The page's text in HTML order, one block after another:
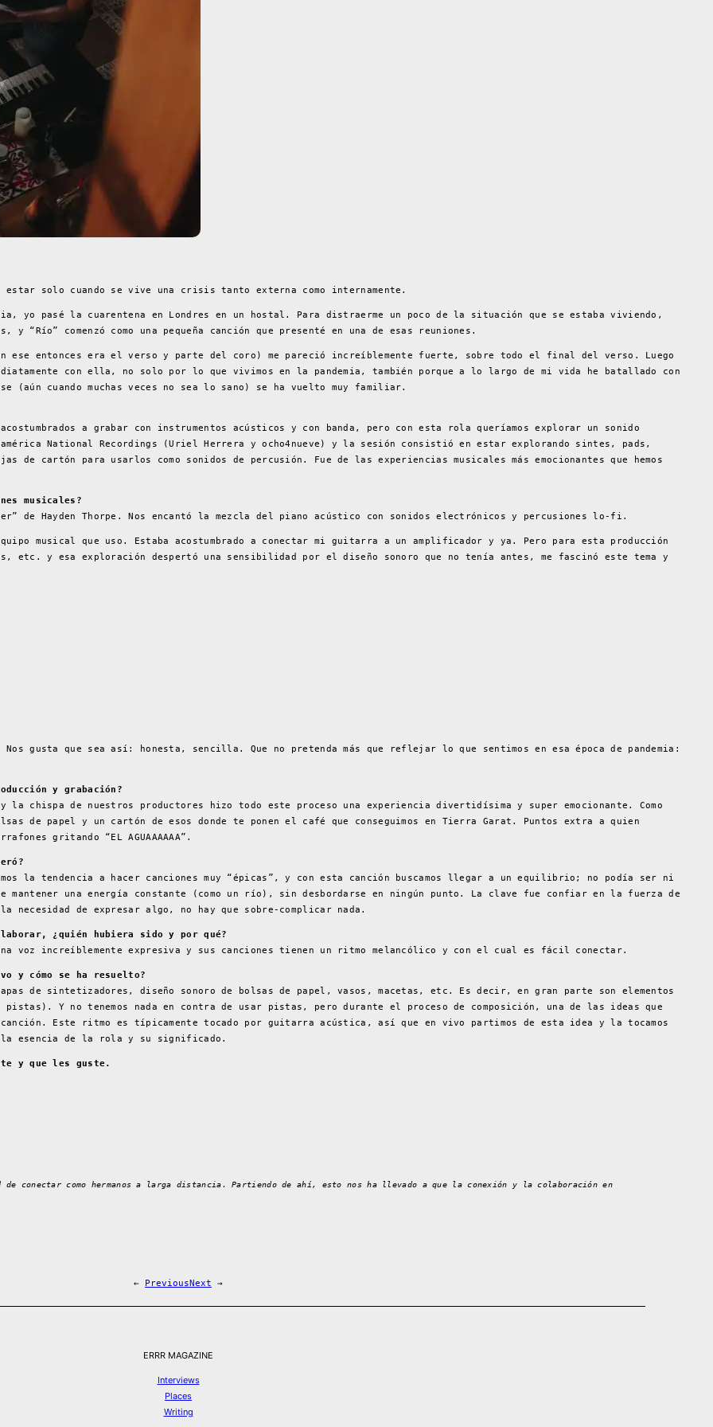
solo cuando se vive una crisis tanto externa como internamente.
yo pasé la cuarentena en Londres en un hostal. Para distraerme un poco de la situación que se estaba viviendo,
“Río” comenzó como una pequeña canción que presenté en una de esas reuniones.
en ese entonces era el verso y parte del coro) me pareció increíblemente fuerte, sobre todo el final del verso. Luego
con ella, no solo por lo que vivimos en la pandemia, también porque a lo largo de mi vida he batallado con
(aún cuando muchas veces no sea lo sano) se ha vuelto muy familiar.
a grabar con instrumentos acústicos y con banda, pero con esta rola queríamos explorar un sonido
National Recordings (Uriel Herrera y ocho4nueve) y la sesión consistió en estar explorando sintes, pads,
de cartón para usarlos como sonidos de percusión. Fue de las experiencias musicales más emocionantes que hemos
musicales?
de Hayden Thorpe. Nos encantó la mezcla del piano acústico con sonidos electrónicos y percusiones lo-fi.
musical que uso. Estaba acostumbrado a conectar mi guitarra a un amplificador y ya. Pero para esta producción
etc. y esa exploración despertó una sensibilidad por el diseño sonoro que no tenía antes, me fascinó este tema y
Nos gusta que sea así: honesta, sencilla. Que no pretenda más que reflejar lo que sentimos en esa época de pandemia:
y grabación?
chispa de nuestros productores hizo todo este proceso una experiencia divertidísima y super emocionante. Como
de papel y un cartón de esos donde te ponen el café que conseguimos en Tierra Garat. Puntos extra a quien
gritando “EL AGUAAAAAA”.
la tendencia a hacer canciones muy “épicas”, y con esta canción buscamos llegar a un equilibrio; no podía ser ni
mantener una energía constante (como un río), sin desbordarse en ningún punto. La clave fue confiar en la fuerza de
de expresar algo, no hay que sobre-complicar nada.
¿quién hubiera sido y por qué?
voz increíblemente expresiva y sus canciones tienen un ritmo melancólico y con el cual es fácil conectar.
y cómo se ha resuelto?
de sintetizadores, diseño sonoro de bolsas de papel, vasos, macetas, etc. Es decir, en gran parte son elementos
Y no tenemos nada en contra de usar pistas, pero durante el proceso de composición, una de las ideas que
Este ritmo es típicamente tocado por guitarra acústica, así que en vivo partimos de esta idea y la tocamos
la esencia de la rola y su significado.
y que les guste.
de conectar como hermanos a larga distancia. Partiendo de ahí, esto nos ha llevado a que la conexión y la colaboración en
← PreviousNext →
ERRR MAGAZINE
Interviews
Places
Writing